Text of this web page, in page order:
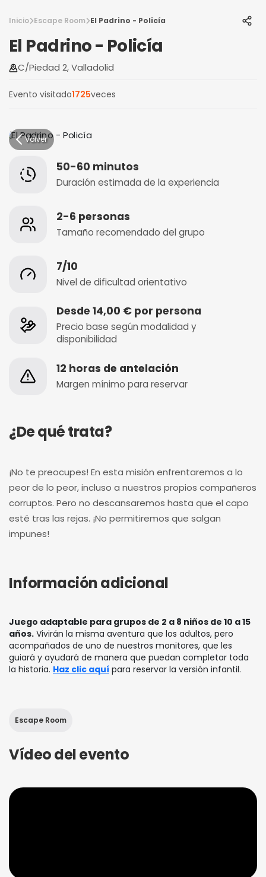
Inicio Escape Room El Padrino - Policía
El Padrino - Policía
C/Piedad 2, Valladolid
Evento visitado1725veces
Volver
50-60 minutos
Duración estimada de la experiencia
2-6 personas
Tamaño recomendado del grupo
7/10
Nivel de dificultad orientativo
Desde 14,00 € por persona
Precio base según modalidad y
disponibilidad
12 horas de antelación
Margen mínimo para reservar
¿De qué trata?
¡No te preocupes! En esta misión enfrentaremos a lo
peor de lo peor, incluso a nuestros propios compañeros
corruptos. Pero no descansaremos hasta que el capo
esté tras las rejas. ¡No permitiremos que salgan
impunes!
Información adicional
Juego adaptable para grupos de 2 a 8 niños de 10 a 15
años. Vivirán la misma aventura que los adultos, pero
acompañados de uno de nuestros monitores, que les
guiará y ayudará de manera que puedan completar toda
la historia. Haz clic aquí para reservar la versión infantil.
Escape Room
Vídeo del evento